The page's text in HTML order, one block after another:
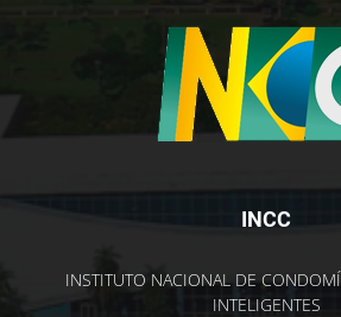
INCC
INSTITUTO NACIONAL DE
INTELIGENTES